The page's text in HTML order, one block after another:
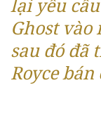
Ghost vào
sau đó đã
Royce